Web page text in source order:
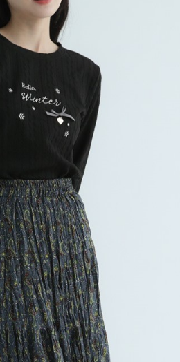
是否繳費成功／繳費後需取消欲退款
付客戶支援中心」
【注意事項】
１．透過由恩沛科技股份有限公司提
交易，需依本服務之必要範圍內提供
求債權轉讓予恩沛科技股份有限公司。
２．關於個人資料處理事宜，請瀏覽以
https://aftee.tw/terms/#terms3
３．未成年的使用者請事先徵得法定
「AFTEE先享後付」，若未經同意申
４．使用「AFTEE先享後付」時，將
即時審查核予不同之上限額度；若仍
結果請求用戶進行身份認證。
５．嚴禁一人註冊多個帳號或使用他
形，恩沛科技股份有限公司將有權停
動。
付款後門市自取
免運費